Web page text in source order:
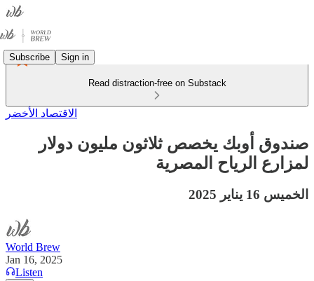
Subscribe Sign in
Read distraction-free on Substack
الاقتصاد الأخضر
صندوق أوبك يخصص ثلاثون مليون دولار
لمزارع الرياح المصرية
الخميس 16 يناير 2025
World Brew
Jan 16, 2025
Listen